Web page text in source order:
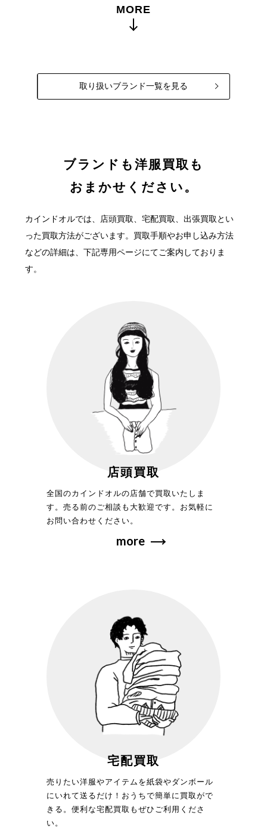
MORE
取り扱いブランド一覧を見る
ブランドも洋服買取も
おまかせください。
カインドオルでは、店頭買取、宅配買取、出張買取とい
った買取方法がございます。 買取手順やお申し込み方法
などの詳細は、下記専用ページにてご案内しておりま
す。
店頭買取
全国のカインドオルの店舗で買取いたしま
す。売る前のご相談も大歓迎です。お気軽に
お問い合わせください。
more
宅配買取
売りたい洋服やアイテムを紙袋やダンボール
にいれて送るだけ！おうちで簡単に買取がで
きる。便利な宅配買取もぜひご利用くださ
い。